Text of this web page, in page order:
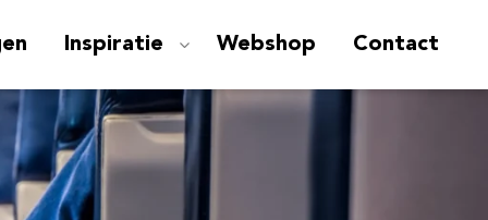
Inspiratie Webshop Contact